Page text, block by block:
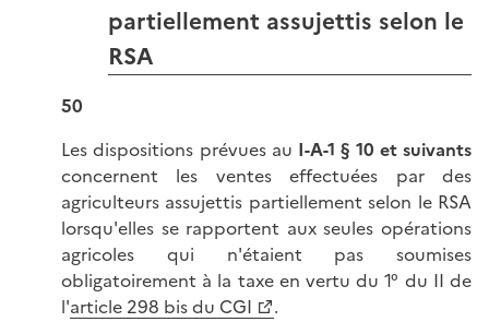
partiellement assujettis selon le
RSA
50
Les dispositions prévues au I-A-1 § 10 et suivants
concernent les ventes effectuées par des
agriculteurs assujettis partiellement selon le RSA
lorsqu'elles se rapportent aux seules opérations
agricoles qui n'étaient pas soumises
obligatoirement à la taxe en vertu du 1° du II de
l'article 298 bis du CGI .